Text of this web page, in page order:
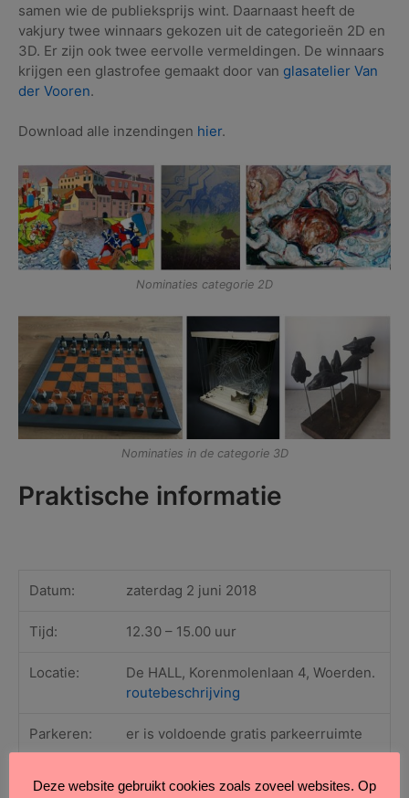
samen wie de publieksprijs wint. Daarnaast heeft de
vakjury twee winnaars gekozen uit de categorieën 2D en
3D. Er zijn ook twee eervolle vermeldingen. De winnaars
krijgen een glastrofee gemaakt door van glasatelier Van
der Vooren.
Download alle inzendingen hier.
Nominaties categorie 2D
Nominaties in de categorie 3D
Praktische informatie
Datum: zaterdag 2 juni 2018
Tijd: 12.30 – 15.00 uur
Locatie:
De HALL, Korenmolenlaan 4, Woerden.
routebeschrijving
Parkeren: er is voldoende gratis parkeerruimte
Deze website gebruikt cookies zoals zoveel websites. Op